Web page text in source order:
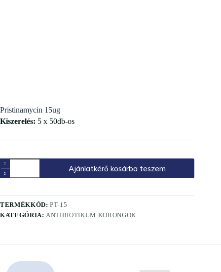
Pristinamycin 15ug
Kiszerelés: 5 x 50db-os
Ajánlatkérő kosárba teszem
TERMÉKKÓD:PT-15
KATEGÓRIA:ANTIBIOTIKUM KORONGOK